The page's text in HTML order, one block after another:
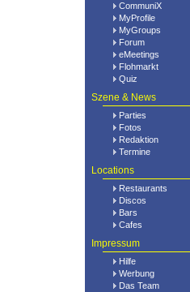
CommuniX
MyProfile
MyGroups
Forum
eMeetings
Flohmarkt
Quiz
Szene & News
Parties
Fotos
Redaktion
Termine
Locations
Restaurants
Discos
Bars
Cafes
Impressum
Hilfe
Werbung
Das Team